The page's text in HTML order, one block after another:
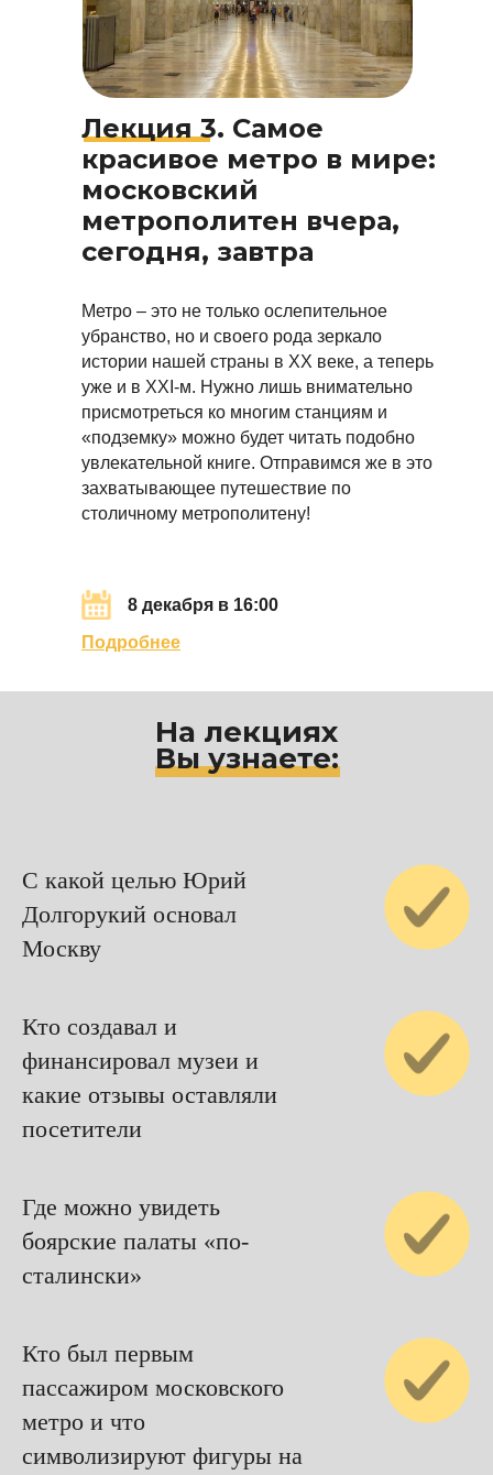
Лекция 3. Самое
красивое метро в мире:
московский
метрополитен вчера,
сегодня, завтра
8 декабря в 16:00
Метро – это не только ослепительное
убранство, но и своего рода зеркало
истории нашей страны в ХХ веке, а теперь
уже и в XXI-м. Нужно лишь внимательно
присмотреться ко многим станциям и
«подземку» можно будет читать подобно
увлекательной книге. Отправимся же в это
захватывающее путешествие по
столичному метрополитену!
Подробнее
На лекциях
Вы узнаете:
С какой целью Юрий
Долгорукий основал
Москву
Кто создавал и
финансировал музеи и
какие отзывы оставляли
посетители
Где можно увидеть
боярские палаты «по-
сталински»
Кто был первым
пассажиром московского
метро и что
символизируют фигуры на